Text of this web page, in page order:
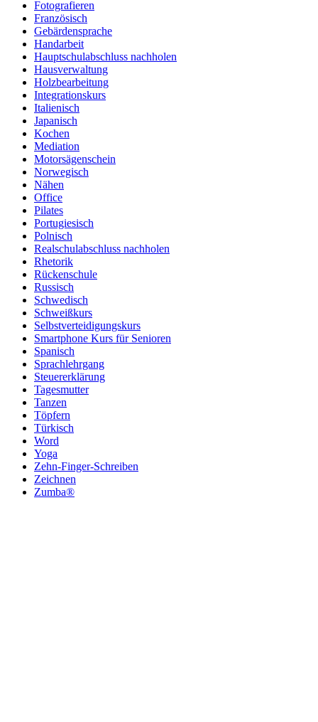
Fotografieren
Französisch
Gebärdensprache
Handarbeit
Hauptschulabschluss nachholen
Hausverwaltung
Holzbearbeitung
Integrationskurs
Italienisch
Japanisch
Kochen
Mediation
Motorsägenschein
Norwegisch
Nähen
Office
Pilates
Portugiesisch
Polnisch
Realschulabschluss nachholen
Rhetorik
Rückenschule
Russisch
Schwedisch
Schweißkurs
Selbstverteidigungskurs
Smartphone Kurs für Senioren
Spanisch
Sprachlehrgang
Steuererklärung
Tagesmutter
Tanzen
Töpfern
Türkisch
Word
Yoga
Zehn-Finger-Schreiben
Zeichnen
Zumba®